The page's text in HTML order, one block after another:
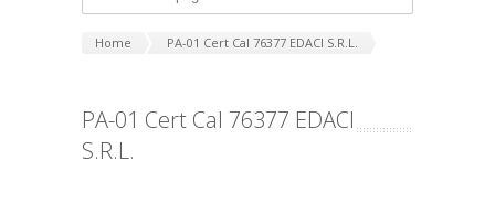
Home PA-01 Cert Cal 76377 EDACI S.R.L.
PA-01 Cert Cal 76377 EDACI
S.R.L.